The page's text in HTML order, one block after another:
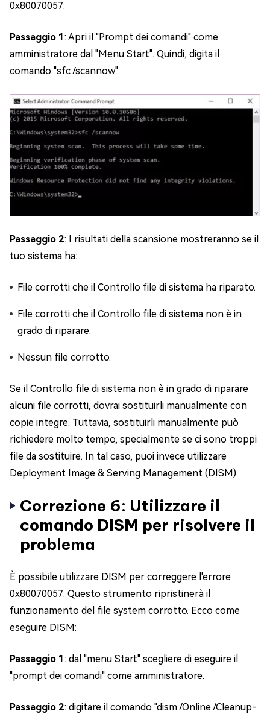
0x80070057:
Passaggio 1: Apri il "Prompt dei comandi" come
amministratore dal "Menu Start". Quindi, digita il
comando "sfc /scannow".
Passaggio 2: I risultati della scansione mostreranno se il
tuo sistema ha:
File corrotti che il Controllo file di sistema ha riparato.
File corrotti che il Controllo file di sistema non è in
grado di riparare.
Nessun file corrotto.
Se il Controllo file di sistema non è in grado di riparare
alcuni file corrotti, dovrai sostituirli manualmente con
copie integre. Tuttavia, sostituirli manualmente può
richiedere molto tempo, specialmente se ci sono troppi
file da sostituire. In tal caso, puoi invece utilizzare
Deployment Image & Serving Management (DISM).
Correzione 6: Utilizzare il
comando DISM per risolvere il
problema
È possibile utilizzare DISM per correggere l'errore
0x80070057. Questo strumento ripristinerà il
funzionamento del file system corrotto. Ecco come
eseguire DISM:
Passaggio 1: dal "menu Start" scegliere di eseguire il
"prompt dei comandi" come amministratore.
Passaggio 2: digitare il comando "dism /Online /Cleanup-